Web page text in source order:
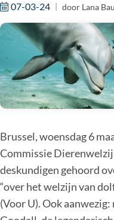
07-03-24 door Lana
Brussel, woensdag 6
Commissie
deskundigen gehoord
“over het welzijn van
(Voor U). Ook